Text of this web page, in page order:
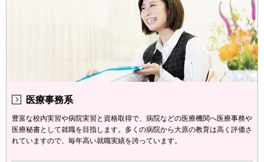
医療事務系
豊富な校内実習や病院実習と資格取得で、病院などの医療機関へ医療事務や
医療秘書として就職を目指します。多くの病院から大原の教育は高く評価さ
れていますので、毎年高い就職実績を誇っています。